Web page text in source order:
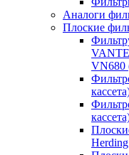
Аналоги
Плоские
VN680